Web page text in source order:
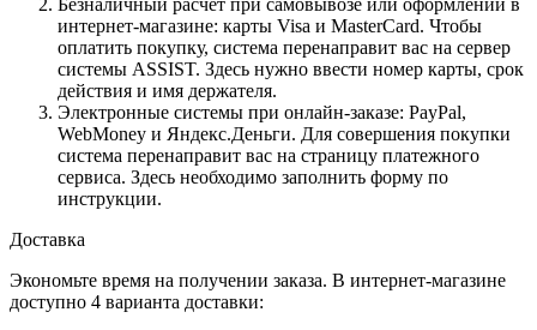
интернет-магазине: карты Visa и MasterCard. Чтобы
оплатить покупку, система перенаправит вас на сервер
системы ASSIST. Здесь нужно ввести номер карты, срок
действия и имя держателя.
Электронные системы при онлайн-заказе: PayPal,
WebMoney и Яндекс.Деньги. Для совершения покупки
система перенаправит вас на страницу платежного
сервиса. Здесь необходимо заполнить форму по
инструкции.
Доставка
Экономьте время на получении заказа. В интернет-магазине
доступно 4 варианта доставки: